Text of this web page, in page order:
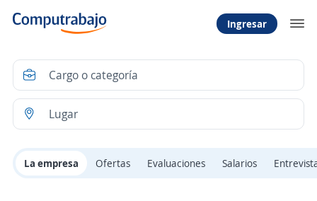
Ingresar
La empresa Ofertas Evaluaciones Salarios